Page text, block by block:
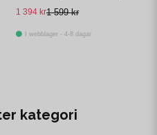
1 599 kr
1 394 kr
I webblager - 4-8 dagar
kategori